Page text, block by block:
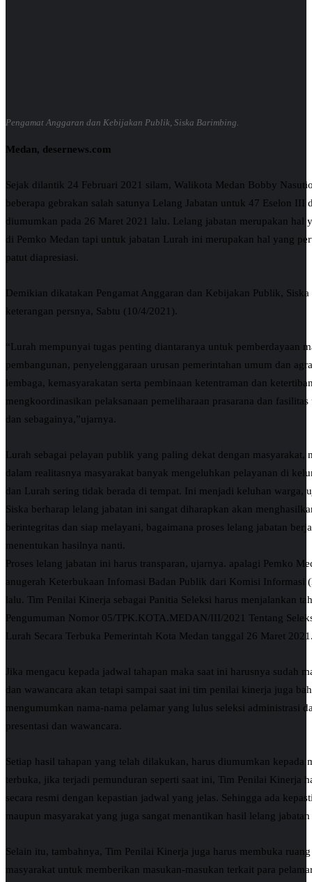
Pengamat Anggaran dan Kebijakan Publik, Siska Barimbing.
Medan, desernews.com
Sejak dilantik 24 Februari 2021 silam, Walikota Medan Bobby
beberapa gebrakan salah satunya Lelang Jabatan untuk 47 Eselon III
diumumkan pada 26 Maret 2021 lalu. Lelang jabatan merupakan hal
di Pemko Medan tapi untuk jabatan Lurah ini merupakan hal yang
patut diapresiasi.
Demikian dikatakan Pengamat Anggaran dan Kebijakan Publik,
keterangan persnya, Sabtu (10/4/2021).
“Lurah mempunyai tugas penting diantaranya untuk pemberdayaan
pembangunan, penyelenggaraan urusan pemerintahan umum dan
lembaga, kemasyarakatan serta pembinaan ketentraman dan
mengkoordinasikan pelaksanaan pemeliharaan prasarana dan
dan sebagainya,”ujarnya.
Lurah sebagai pelayan publik yang paling dekat dengan masyarakat,
dalam realitasnya masyarakat banyak mengeluhkan pelayanan di
dan Lurah sering tidak berada di tempat. Ini menjadi keluhan warga,
Siska berharap lelang jabatan ini sangat diharapkan akan
berintegritas dan siap melayani, bagaimana proses lelang jabatan
menentukan hasilnya nanti.
Proses lelang jabatan ini harus transparan, ujarnya. apalagi Pemko
anugerah Keterbukaan Infomasi Badan Publik dari Komisi Informasi
lalu. Tim Penilai Kinerja sebagai Panitia Seleksi harus menjalankan
Pengumuman Nomor 05/TPK.KOTA.MEDAN/III/2021 Tentang
Lurah Secara Terbuka Pemerintah Kota Medan tanggal 26 Maret
Jika mengacu kepada jadwal tahapan maka saat ini harusnya sudah
dan wawancara akan tetapi sampai saat ini tim penilai kinerja juga
mengumumkan nama-nama pelamar yang lulus seleksi administrasi
presentasi dan wawancara.
Setiap hasil tahapan yang telah dilakukan, harus diumumkan kepada
terbuka, jika terjadi pemunduran seperti saat ini, Tim Penilai Kinerja
secara resmi dengan kepastian jadwal yang jelas. Sehingga ada
maupun masyarakat yang juga sangat menantikan hasil lelang
Selain itu, tambahnya, Tim Penilai Kinerja juga harus membuka
masyarakat untuk memberikan masukan-masukan terkait para